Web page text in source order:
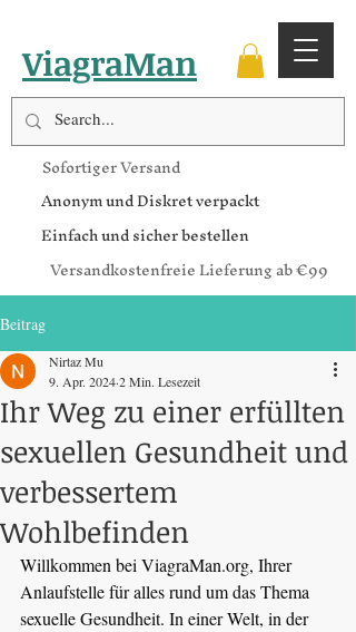
ViagraMan
Sofortiger Versand
Anonym und Diskret verpackt
Einfach und sicher bestellen
Versandkostenfreie Lieferung ab €99
Beitrag
Ihr Weg zu einer erfüllten
sexuellen Gesundheit und
verbessertem
Wohlbefinden
Nirtaz Mu
9. Apr. 20242 Min. Lesezeit
Willkommen bei ViagraMan.org, Ihrer
Anlaufstelle für alles rund um das Thema
sexuelle Gesundheit. In einer Welt, in der